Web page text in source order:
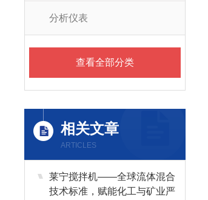
分析仪表
查看全部分类
相关文章
ARTICLES
莱宁搅拌机——全球流体混合
技术标准，赋能化工与矿业严